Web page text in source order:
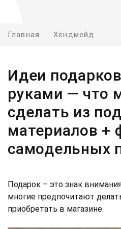
Главная Хендмейд
Идеи
руками — что
сделать из
материалов +
самодельных
Подарок – это знак
многие предпочитают
приобретать в магазине.